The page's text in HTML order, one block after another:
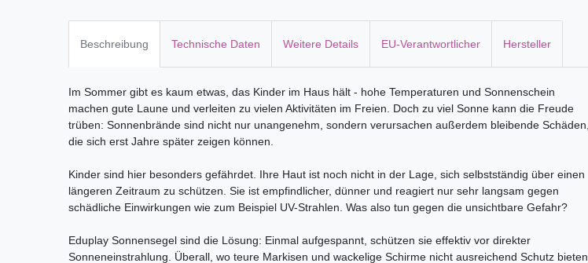
Beschreibung Technische Daten Weitere Details EU-Verantwortlicher Hersteller
Im Sommer gibt es kaum etwas, das Kinder im Haus hält - hohe Temperaturen und Sonnenschein
machen gute Laune und verleiten zu vielen Aktivitäten im Freien. Doch zu viel Sonne kann die Freude
trüben: Sonnenbrände sind nicht nur unangenehm, sondern verursachen außerdem bleibende Schäden,
die sich erst Jahre später zeigen können.
Kinder sind hier besonders gefährdet. Ihre Haut ist noch nicht in der Lage, sich selbstständig über einen
längeren Zeitraum zu schützen. Sie ist empfindlicher, dünner und reagiert nur sehr langsam gegen
schädliche Einwirkungen wie zum Beispiel UV-Strahlen. Was also tun gegen die unsichtbare Gefahr?
Eduplay Sonnensegel sind die Lösung: Einmal aufgespannt, schützen sie effektiv vor direkter
Sonneneinstrahlung. Überall, wo teure Markisen und wackelige Schirme nicht ausreichend Schutz bieten,